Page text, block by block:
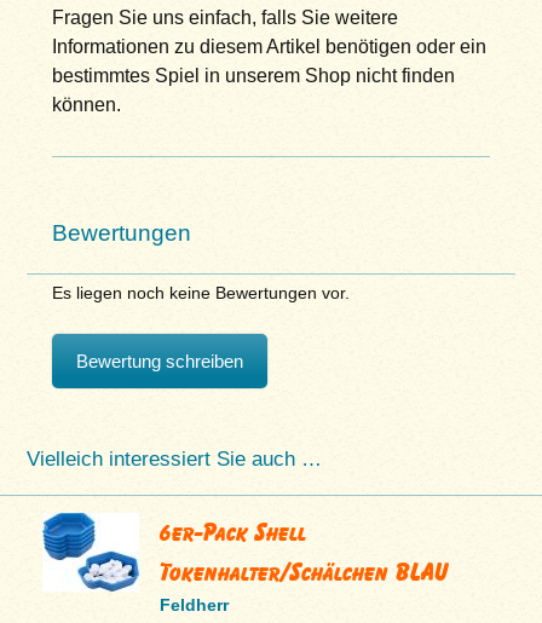
Fragen Sie uns einfach, falls Sie weitere
Informationen zu diesem Artikel benötigen oder ein
bestimmtes Spiel in unserem Shop nicht finden
können.
Bewertungen
Es liegen noch keine Bewertungen vor.
Bewertung schreiben
Vielleich interessiert Sie auch …
6er-Pack Shell
Tokenhalter/Schälchen BLAU
Feldherr